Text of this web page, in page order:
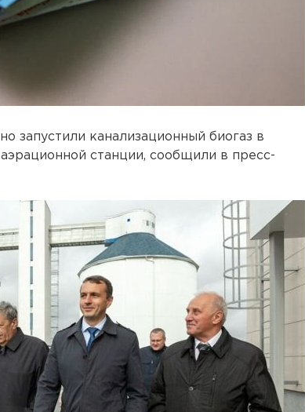
запустили канализационный биогаз в
станции, сообщили в пресс-